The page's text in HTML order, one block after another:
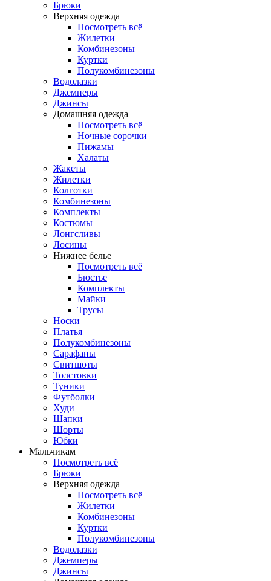
Брюки
Верхняя одежда
Посмотреть всё
Жилетки
Комбинезоны
Куртки
Полукомбинезоны
Водолазки
Джемперы
Джинсы
Домашняя одежда
Посмотреть всё
Ночные сорочки
Пижамы
Халаты
Жакеты
Жилетки
Колготки
Комбинезоны
Комплекты
Костюмы
Лонгсливы
Лосины
Нижнее белье
Посмотреть всё
Бюстье
Комплекты
Майки
Трусы
Носки
Платья
Полукомбинезоны
Сарафаны
Свитшоты
Толстовки
Туники
Футболки
Худи
Шапки
Шорты
Юбки
Мальчикам
Посмотреть всё
Брюки
Верхняя одежда
Посмотреть всё
Жилетки
Комбинезоны
Куртки
Полукомбинезоны
Водолазки
Джемперы
Джинсы